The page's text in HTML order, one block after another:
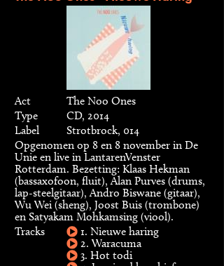
Act
The Noo Ones
Type
CD, 2014
Label
Strotbrock, 014
Opgenomen op 8 en 8 november in De
Unie en live in LantarenVenster
Rotterdam. Bezetting: Klaas Hekman
(bassaxofoon, fluit), Alan Purves (drums,
lap-steelgitaar), Andro Biswane (gitaar),
Wu Wei (sheng), Joost Buis (trombone)
en Satyakam Mohkamsing (viool).
Tracks
1. Nieuwe haring
2. Waracuma
3. Hot todi